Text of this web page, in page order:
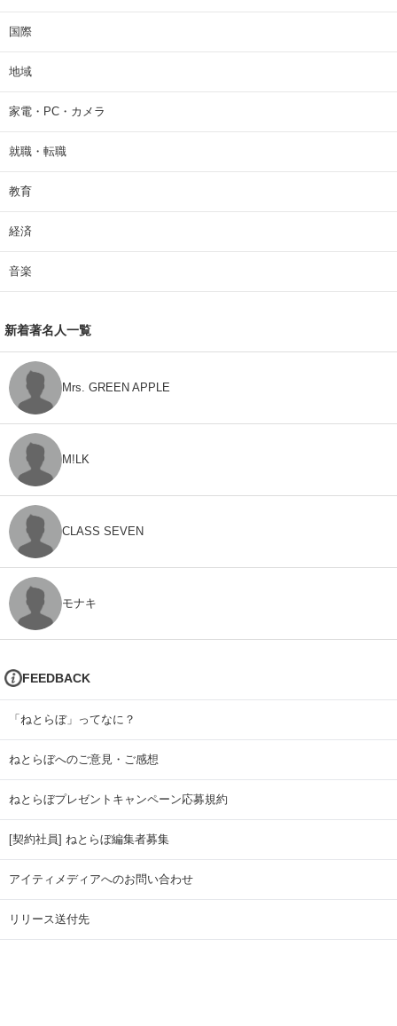
国際
地域
家電・PC・カメラ
就職・転職
教育
経済
音楽
新着著名人一覧
Mrs. GREEN APPLE
M!LK
CLASS SEVEN
モナキ
FEEDBACK
「ねとらぼ」ってなに？
ねとらぼへのご意見・ご感想
ねとらぼプレゼントキャンペーン応募規約
[契約社員] ねとらぼ編集者募集
アイティメディアへのお問い合わせ
リリース送付先